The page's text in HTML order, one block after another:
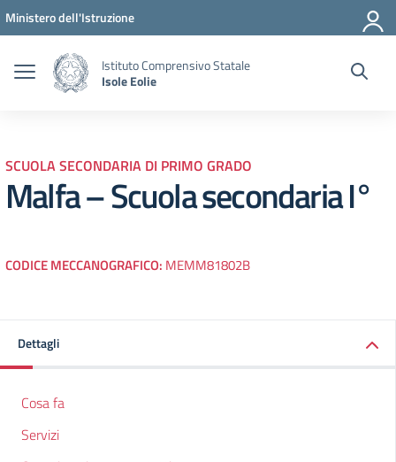
Vai ai contenuti
Vai al menu di navigazione
Vai al footer
Ministero dell'Istruzione
Istituto Comprensivo Statale
Isole Eolie
SCUOLA SECONDARIA DI PRIMO GRADO
Malfa – Scuola secondaria I°
CODICE MECCANOGRAFICO: MEMM81802B
Dettagli
Cosa fa
Servizi